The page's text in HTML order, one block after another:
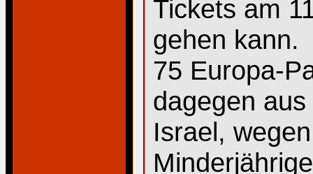
Tickets am
gehen kann.
75 Europa-
dagegen
Israel,